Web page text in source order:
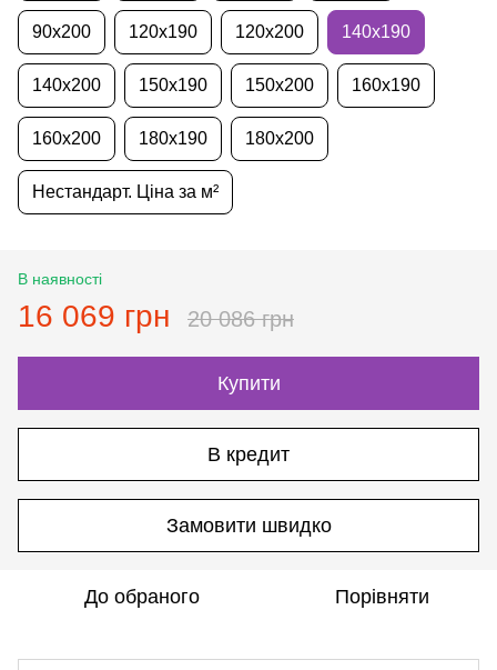
90х200 120х190 120х200 140х190
140х200 150х190 150х200 160х190
160х200 180х190 180х200
Нестандарт. Ціна за м²
В наявності
16 069 грн 20 086 грн
Купити
В кредит
Замовити швидко
До обраного Порівняти